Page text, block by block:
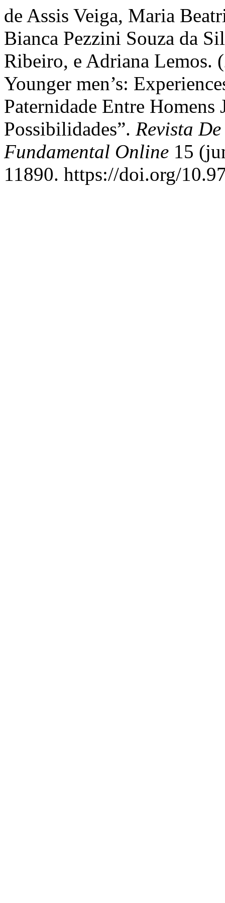
de Assis Veiga, Maria
Bianca Pezzini Souza da
Ribeiro, e Adriana Lemos.
Younger men’s:
Paternidade Entre Homens
Possibilidades”. Revista
Fundamental Online 15
11890. https://doi.org/